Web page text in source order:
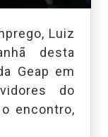
Luiz
desta
Geap em
do
encontro,